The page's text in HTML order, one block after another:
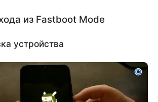
из Fastboot Mode
устройства